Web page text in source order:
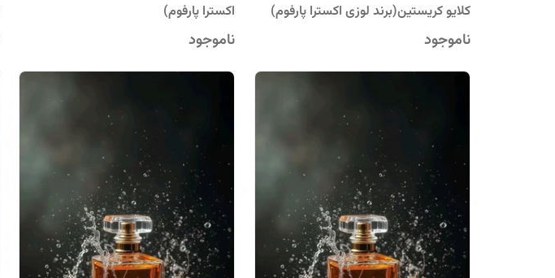
کلایو کریستین(برند لوزی اکسترا پارفوم)
ناموجود
اکسترا پارفوم)
ناموجود